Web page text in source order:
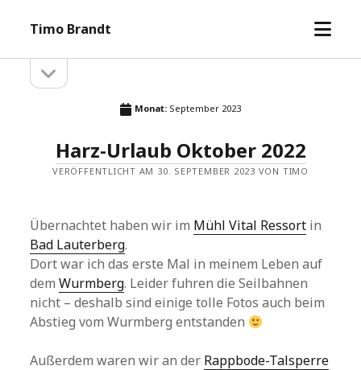
Timo Brandt
Menü
Seitenleiste
öffnen
Monat: September 2023
Harz-Urlaub Oktober 2022
VERÖFFENTLICHT AM 30. SEPTEMBER 2023 VON TIMO
Übernachtet haben wir im Mühl Vital Ressort in
Bad Lauterberg.
Dort war ich das erste Mal in meinem Leben auf
demWurmberg. Leider fuhren die Seilbahnen
nicht – deshalb sind einige tolle Fotos auch beim
Abstieg vom Wurmberg entstanden
Außerdem waren wir an der Rappbode-Talsperre